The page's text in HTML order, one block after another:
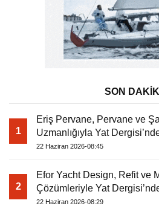
SON
1
Eriş Pervane, Pervane ve
Uzmanlığıyla Yat
22 Haziran 2026-08:45
2
Efor Yacht Design, Refit ve
Çözümleriyle Yat
22 Haziran 2026-08:29